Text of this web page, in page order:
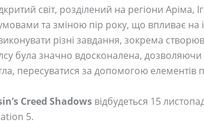
світ, розділений на регіони Аріма,
та зміною пір року, що впливає на
різні завдання, зокрема
була значно вдосконалена, дозволяючи
пересуватися за допомогою елементів
Creed Shadows відбудеться 15
5.